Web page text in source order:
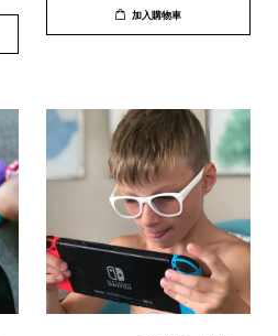
加入購物車